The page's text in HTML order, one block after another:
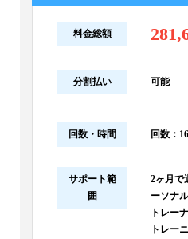
料金総額
分割払い 可能
回数・時間 回数：
サポート範
囲
2ヶ月で
ーソナ
トレー
トレー